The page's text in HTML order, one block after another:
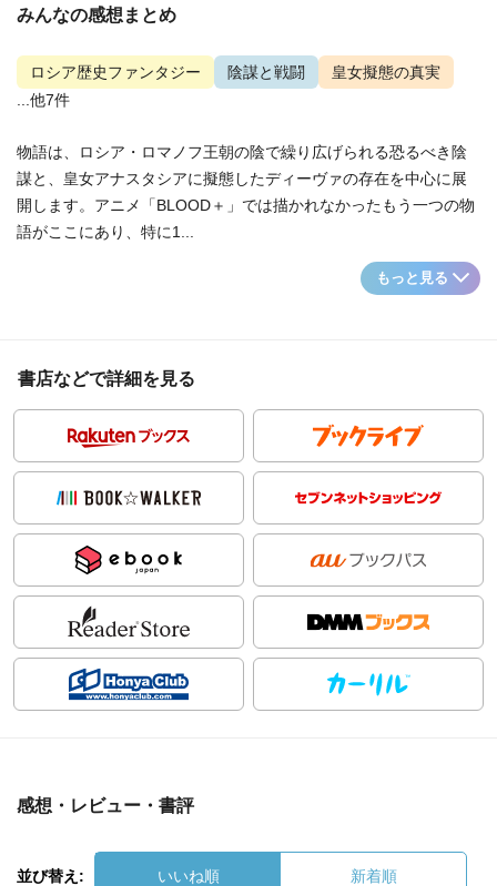
みんなの感想まとめ
ロシア歴史ファンタジー 陰謀と戦闘
皇女擬態の真実
...他7件
物語は、ロシア・ロマノフ王朝の陰で繰り広げられる恐るべき陰
謀と、皇女アナスタシアに擬態したディーヴァの存在を中心に展
開します。アニメ「BLOOD＋」では描かれなかったもう一つの物
語がここにあり、特に1...
もっと見る
書店などで詳細を見る
感想・レビュー・書評
並び替え: いいね順 新着順